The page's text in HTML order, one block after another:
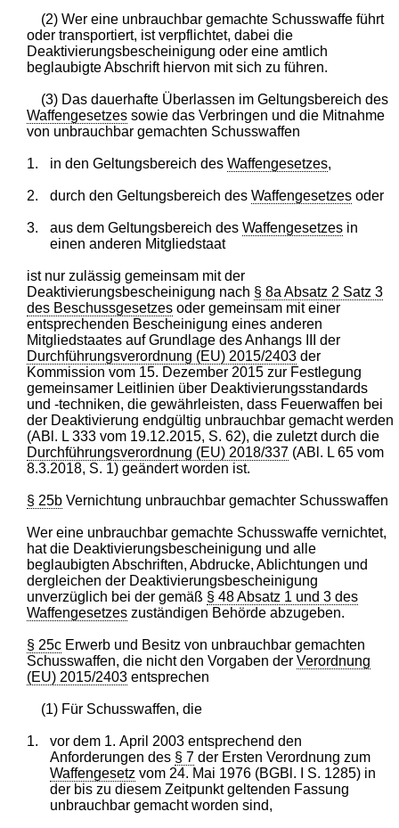
(2) Wer eine unbrauchbar gemachte Schusswaffe führt
oder transportiert, ist verpflichtet, dabei die
Deaktivierungsbescheinigung oder eine amtlich
beglaubigte Abschrift hiervon mit sich zu führen.
(3) Das dauerhafte Überlassen im Geltungsbereich des
Waffengesetzes sowie das Verbringen und die Mitnahme
von unbrauchbar gemachten Schusswaffen
1. in den Geltungsbereich des Waffengesetzes,
2. durch den Geltungsbereich des Waffengesetzesoder
3. aus dem Geltungsbereich des Waffengesetzesin
einen anderen Mitgliedstaat
ist nur zulässig gemeinsam mit der
Deaktivierungsbescheinigung nach § 8a Absatz 2 Satz 3
des Beschussgesetzes oder gemeinsam mit einer
entsprechenden Bescheinigung eines anderen
Mitgliedstaates auf Grundlage des Anhangs III der
Durchführungsverordnung (EU) 2015/2403 der
Kommission vom 15. Dezember 2015 zur Festlegung
gemeinsamer Leitlinien über Deaktivierungsstandards
und -techniken, die gewährleisten, dass Feuerwaffen bei
der Deaktivierung endgültig unbrauchbar gemacht werden
(ABl. L 333 vom 19.12.2015, S. 62), die zuletzt durch die
Durchführungsverordnung (EU) 2018/337 (ABl. L 65 vom
8.3.2018, S. 1) geändert worden ist.
§ 25b Vernichtung unbrauchbar gemachter Schusswaffen
Wer eine unbrauchbar gemachte Schusswaffe vernichtet,
hat die Deaktivierungsbescheinigung und alle
beglaubigten Abschriften, Abdrucke, Ablichtungen und
dergleichen der Deaktivierungsbescheinigung
unverzüglich bei der gemäß § 48 Absatz 1 und 3 des
Waffengesetzes zuständigen Behörde abzugeben.
§ 25c Erwerb und Besitz von unbrauchbar gemachten
Schusswaffen, die nicht den Vorgaben derVerordnung
(EU) 2015/2403 entsprechen
(1) Für Schusswaffen, die
1.
vor dem 1. April 2003 entsprechend den
Anforderungen des § 7der Ersten Verordnung zum
Waffengesetz vom 24. Mai 1976 (BGBl. I S. 1285) in
der bis zu diesem Zeitpunkt geltenden Fassung
unbrauchbar gemacht worden sind,